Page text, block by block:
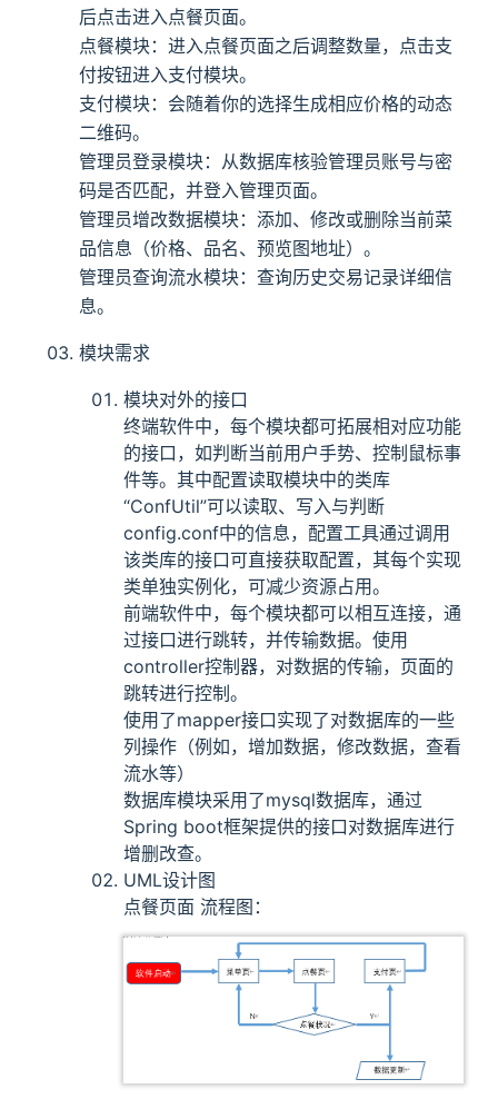
后点击进入点餐页面。
点餐模块：进入点餐页面之后调整数量，点击支
付按钮进入支付模块。
支付模块：会随着你的选择生成相应价格的动态
二维码。
管理员登录模块：从数据库核验管理员账号与密
码是否匹配，并登入管理页面。
管理员增改数据模块：添加、修改或删除当前菜
品信息（价格、品名、预览图地址）。
管理员查询流水模块：查询历史交易记录详细信
息。
模块需求
模块对外的接口
终端软件中，每个模块都可拓展相对应功能
的接口，如判断当前用户手势、控制鼠标事
件等。其中配置读取模块中的类库
“ConfUtil”可以读取、写入与判断
config.conf中的信息，配置工具通过调用
该类库的接口可直接获取配置，其每个实现
类单独实例化，可减少资源占用。
前端软件中，每个模块都可以相互连接，通
过接口进行跳转，并传输数据。使用
controller控制器，对数据的传输，页面的
跳转进行控制。
使用了mapper接口实现了对数据库的一些
列操作（例如，增加数据，修改数据，查看
流水等）
数据库模块采用了mysql数据库，通过
Spring boot框架提供的接口对数据库进行
增删改查。
UML设计图
点餐页面 流程图：